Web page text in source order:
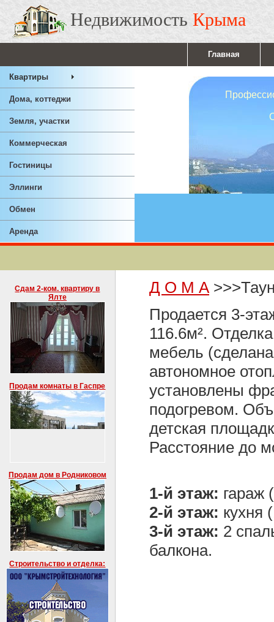
Недвижимость Крыма
Главная
Квартиры
Дома, коттеджи
Земля, участки
Коммерческая
Гостиницы
Эллинги
Обмен
Аренда
Сдам 2-ком. квартиру в
Ялте
Продам комнаты в Гаспре
Продам дом в Родниковом
Строительство и отделка:
Д О М А
Продается 3-
116.6м².
мебель
автономное
установлены
подогревом.
детская
Расстояние до
1-й этаж: гараж
2-й этаж: кухня
3-й этаж: 2
балкона.